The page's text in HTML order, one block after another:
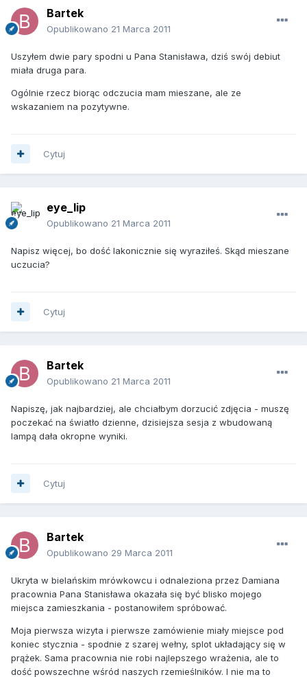
Bartek
Opublikowano 21 Marca 2011
Uszyłem dwie pary spodni u Pana Stanisława, dziś swój debiut
miała druga para.
Ogólnie rzecz biorąc odczucia mam mieszane, ale ze
wskazaniem na pozytywne.
Cytuj
eye_lip
Opublikowano 21 Marca 2011
Napisz więcej, bo dość lakonicznie się wyraziłeś. Skąd mieszane
uczucia?
Cytuj
Bartek
Opublikowano 21 Marca 2011
Napiszę, jak najbardziej, ale chciałbym dorzucić zdjęcia - muszę
poczekać na światło dzienne, dzisiejsza sesja z wbudowaną
lampą dała okropne wyniki.
Cytuj
Bartek
Opublikowano 29 Marca 2011
Ukryta w bielańskim mrówkowcu i odnaleziona przez Damiana
pracownia Pana Stanisława okazała się być blisko mojego
miejsca zamieszkania - postanowiłem spróbować.
Moja pierwsza wizyta i pierwsze zamówienie miały miejsce pod
koniec stycznia - spodnie z szarej wełny, splot układający się w
prążek. Sama pracownia nie robi najlepszego wrażenia, ale to
dość powszechne wśród naszych rzemieślników. I nie ma to